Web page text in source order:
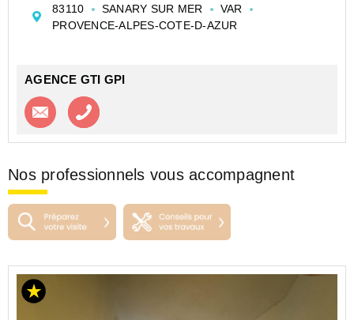
ascenseur).
Il se compose d'un séjour...
83110 SANARY SUR MER
VAR
PROVENCE-ALPES-COTE-D-AZUR
AGENCE GTI GPI
Contacter l'agence
Nos professionnels vous accompagnent